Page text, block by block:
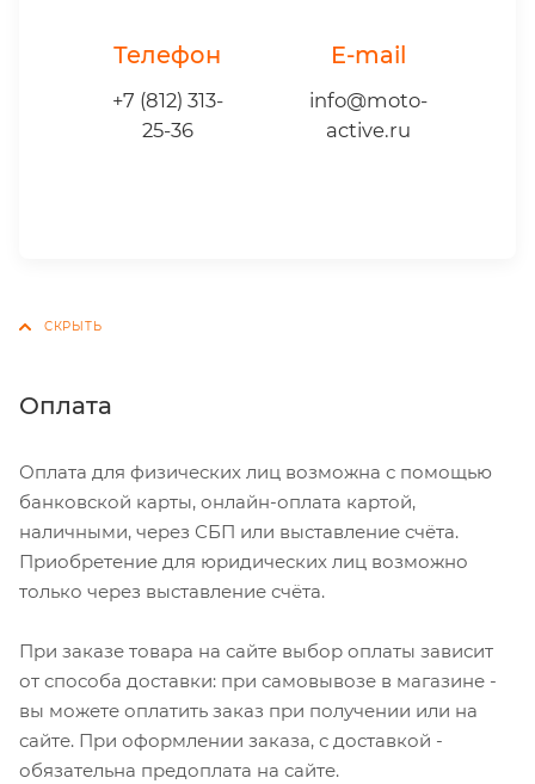
Телефон
+7 (812) 313-
25-36
E-mail
info@moto-
active.ru
Оплата
Оплата для физических лиц возможна с помощью
банковской карты, онлайн-оплата картой,
наличными, через СБП или выставление счёта.
Приобретение для юридических лиц возможно
только через выставление счёта.
При заказе товара на сайте выбор оплаты зависит
от способа доставки: при самовывозе в магазине -
вы можете оплатить заказ при получении или на
сайте. При оформлении заказа, с доставкой -
обязательна предоплата на сайте.